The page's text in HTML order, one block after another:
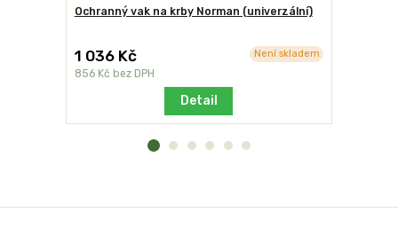
Ochranný vak na krby Norman (univerzální)
1 036 Kč
856 Kč bez DPH
Není skladem
Detail